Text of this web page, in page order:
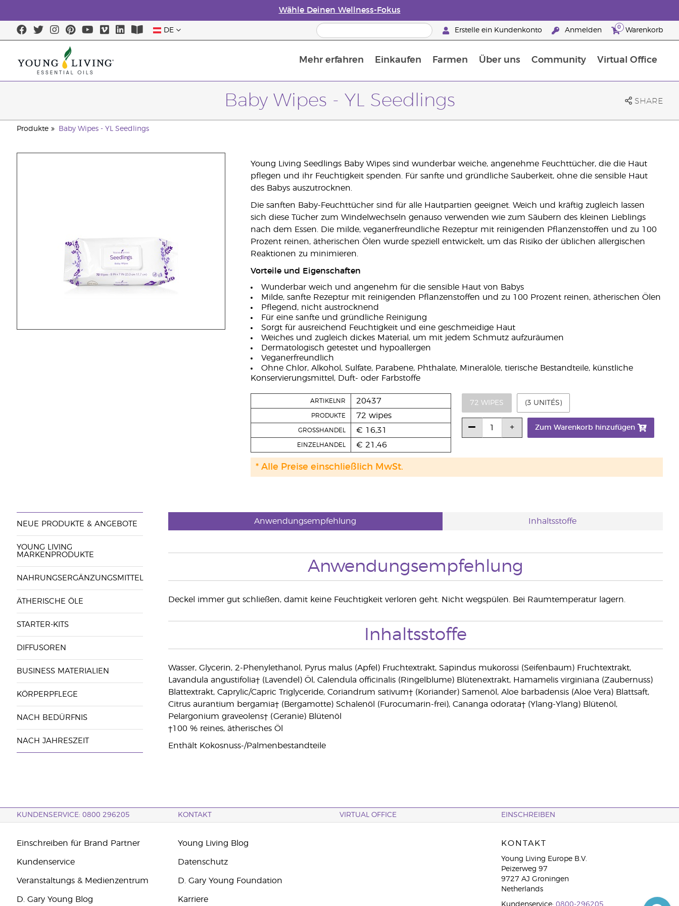
Wähle Deinen Wellness-Fokus
DE Erstelle ein Kundenkonto Anmelden 0 Warenkorb
Mehr erfahren Einkaufen Farmen Über uns Community Virtual Office
Baby Wipes - YL Seedlings SHARE
Produkte Baby Wipes - YL Seedlings
Young Living Seedlings Baby Wipes sind wunderbar weiche, angenehme Feuchttücher, die die Haut
pflegen und ihr Feuchtigkeit spenden. Für sanfte und gründliche Sauberkeit, ohne die sensible Haut
des Babys auszutrocknen.
Die sanften Baby-Feuchttücher sind für alle Hautpartien geeignet. Weich und kräftig zugleich lassen
sich diese Tücher zum Windelwechseln genauso verwenden wie zum Säubern des kleinen Lieblings
nach dem Essen. Die milde, veganerfreundliche Rezeptur mit reinigenden Pflanzenstoffen und zu 100
Prozent reinen, ätherischen Ölen wurde speziell entwickelt, um das Risiko der üblichen allergischen
Reaktionen zu minimieren.
Vorteile und Eigenschaften
Wunderbar weich und angenehm für die sensible Haut von Babys
Milde, sanfte Rezeptur mit reinigenden Pflanzenstoffen und zu 100 Prozent reinen, ätherischen Ölen
Pflegend, nicht austrocknend
Für eine sanfte und gründliche Reinigung
Sorgt für ausreichend Feuchtigkeit und eine geschmeidige Haut
Weiches und zugleich dickes Material, um mit jedem Schmutz aufzuräumen
Dermatologisch getestet und hypoallergen
Veganerfreundlich
Ohne Chlor, Alkohol, Sulfate, Parabene, Phthalate, Mineralöle, tierische Bestandteile, künstliche
Konservierungsmittel, Duft- oder Farbstoffe
ARTIKELNR 20437
PRODUKTE 72 wipes
GROSSHANDEL € 16,31
EINZELHANDEL € 21,46
72 WIPES (3 UNITÉS)
Zum Warenkorb hinzufügen
* Alle Preise einschließlich MwSt.
NEUE PRODUKTE & ANGEBOTE
YOUNG LIVING
MARKENPRODUKTE
NAHRUNGSERGÄNZUNGSMITTEL
ÄTHERISCHE ÖLE
STARTER-KITS
DIFFUSOREN
BUSINESS MATERIALIEN
KÖRPERPFLEGE
NACH BEDÜRFNIS
NACH JAHRESZEIT
Anwendungsempfehlung Inhaltsstoffe
Anwendungsempfehlung
Deckel immer gut schließen, damit keine Feuchtigkeit verloren geht. Nicht wegspülen. Bei Raumtemperatur lagern.
Inhaltsstoffe
Wasser, Glycerin, 2-Phenylethanol, Pyrus malus (Apfel) Fruchtextrakt, Sapindus mukorossi (Seifenbaum) Fruchtextrakt,
Lavandula angustifolia† (Lavendel) Öl, Calendula officinalis (Ringelblume) Blütenextrakt, Hamamelis virginiana (Zaubernuss)
Blattextrakt, Caprylic/Capric Triglyceride, Coriandrum sativum† (Koriander) Samenöl, Aloe barbadensis (Aloe Vera) Blattsaft,
Citrus aurantium bergamia† (Bergamotte) Schalenöl (Furocumarin-frei), Cananga odorata† (Ylang-Ylang) Blütenöl,
Pelargonium graveolens† (Geranie) Blütenöl
†100 % reines, ätherisches Öl
Enthält Kokosnuss-/Palmenbestandteile
KUNDENSERVICE: 0800 296205 KONTAKT VIRTUAL OFFICE EINSCHREIBEN
Einschreiben für Brand Partner
Kundenservice
Veranstaltungs & Medienzentrum
D. Gary Young Blog
Young Living Blog
Datenschutz
D. Gary Young Foundation
Karriere
KONTAKT
Young Living Europe B.V.
Peizerweg 97
9727 AJ Groningen
Netherlands
Kundenservice: 0800-296205